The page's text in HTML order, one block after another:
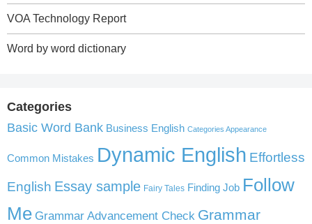
VOA Technology Report
Word by word dictionary
Categories
Basic Word Bank Business English Categories Appearance
Common Mistakes Dynamic English Effortless
English Essay sample Fairy Tales Finding Job Follow
Me Grammar Advancement Check Grammar